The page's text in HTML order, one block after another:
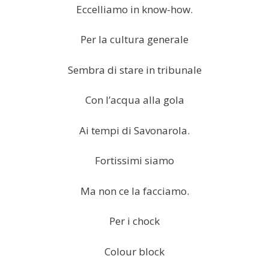
Eccelliamo in know-how.
Per la cultura generale
Sembra di stare in tribunale
Con l’acqua alla gola
Ai tempi di Savonarola.
Fortissimi siamo
Ma non ce la facciamo.
Per i chock
Colour block